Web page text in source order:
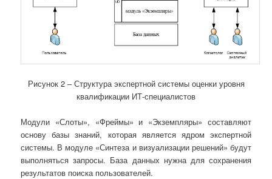
Рисунок 2 – Структура экспертной системы оценки уровня
квалификации ИТ-специалистов
Модули «Слоты», «Фреймы» и «Экземпляры» составляют
основу базы знаний, которая является ядром экспертной
системы. В модуле «Синтеза и визуализации решений» будут
выполняться запросы. База данных нужна для сохранения
результатов поиска пользователей.